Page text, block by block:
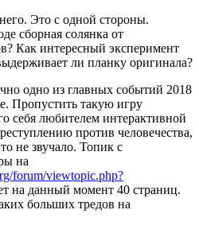
Это с одной стороны.
сборная солянка от
Как интересный эксперимент
ли планку оригинала?
одно из главных событий 2018
Пропустить такую игру
себя любителем интерактивной
против человечества,
не звучало. Топик с
на
forum/viewtopic.php?
на данный момент 40 страниц.
больших тредов на